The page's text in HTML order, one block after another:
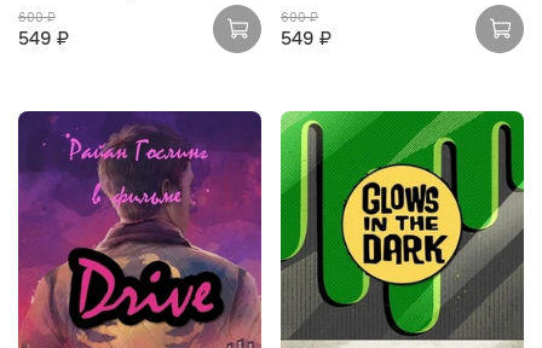
600 ₽
549 ₽
600 ₽
549 ₽